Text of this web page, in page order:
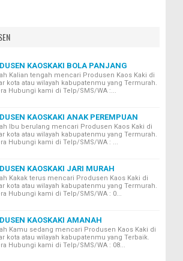
KAOSKAKI BOLA PANJANG
Kalian tengah mencari Produsen Kaos Kaki di
kota atau wilayah kabupatenmu yang Termurah.
Hubungi kami di Telp/SMS/WA :...
KAOSKAKI ANAK PEREMPUAN
Ibu berulang mencari Produsen Kaos Kaki di
kota atau wilayah kabupatenmu yang Termurah.
Hubungi kami di Telp/SMS/WA : ...
KAOSKAKI JARI MURAH
Kakak terus mencari Produsen Kaos Kaki di
kota atau wilayah kabupatenmu yang Termurah.
Hubungi kami di Telp/SMS/WA : 0...
KAOSKAKI AMANAH
Kamu sedang mencari Produsen Kaos Kaki di
kota atau wilayah kabupatenmu yang Terbaik.
Hubungi kami di Telp/SMS/WA : 08...